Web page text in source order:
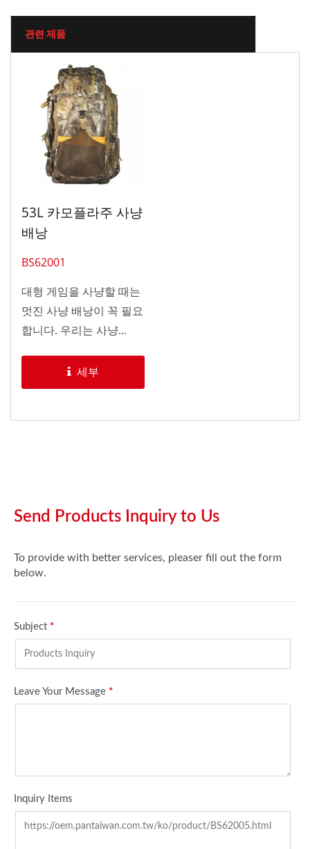
관련 제품
53L 카모플라주 사냥
배낭
BS62001
대형 게임을 사냥할 때는
멋진 사냥 배낭이 꼭 필요
합니다. 우리는 사냥...
세부